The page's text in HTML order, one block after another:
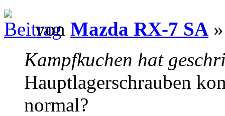
von Mazda RX-7 SA
Kampfkuchen hat
Hauptlagerschrauben
normal?